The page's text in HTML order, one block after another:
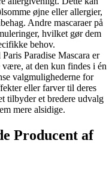
øjne eller allergier,
Andre mascaraer på
hvilket gør dem
behov.
Paradise Mascara er
at den kun findes i én
valgmulighederne for
eller farver til deres
tilbyder et bredere udvalg
mere alsidige.
Producent af